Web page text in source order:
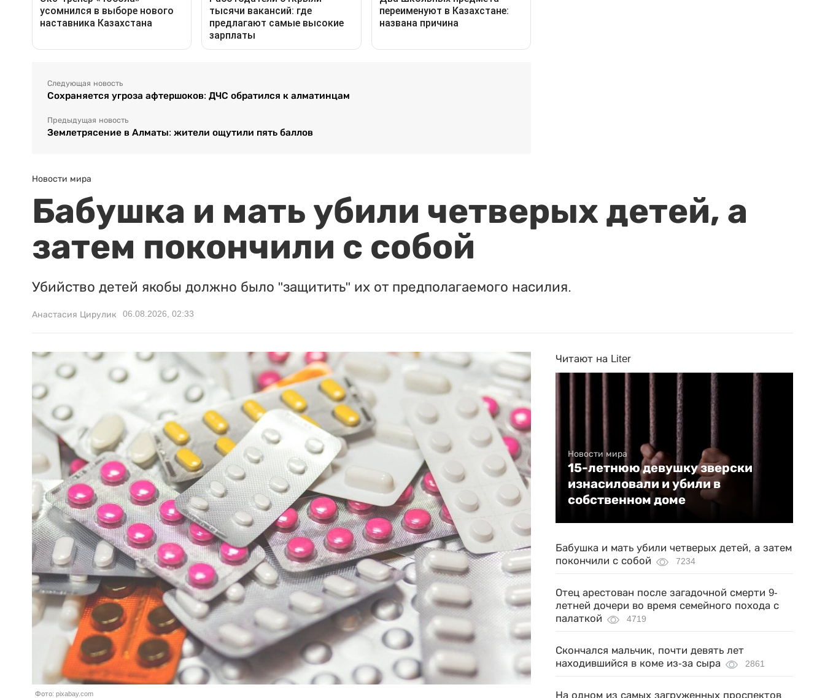
Следующая новость
Сохраняется угроза афтершоков: ДЧС обратился к алматинцам
Предыдущая новость
Землетрясение в Алматы: жители ощутили пять баллов
Новости мира
Бабушка и мать убили четверых детей, а
затем покончили с собой
Убийство детей якобы должно было "защитить" их от предполагаемого насилия.
Анастасия Цирулик 06.08.2026, 02:33
Фото: pixabay.com
Читают на Liter
Новости мира
15-летнюю девушку зверски
изнасиловали и убили в
собственном доме
Бабушка и мать убили четверых детей, а затем
покончили с собой
7234
Отец арестован после загадочной смерти 9-
летней дочери во время семейного похода с
палаткой
4719
Скончался мальчик, почти девять лет
находившийся в коме из-за сыра
2861
На одном из самых загруженных проспектов